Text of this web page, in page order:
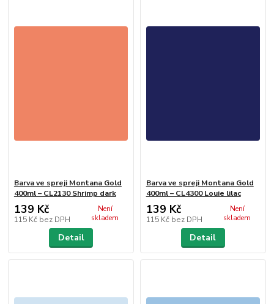
Barva ve spreji Montana Gold
400ml – CL2130 Shrimp dark
139 Kč
115 Kč bez DPH
Není
skladem
Detail
Barva ve spreji Montana Gold
400ml – CL4300 Louie lilac
139 Kč
115 Kč bez DPH
Není
skladem
Detail